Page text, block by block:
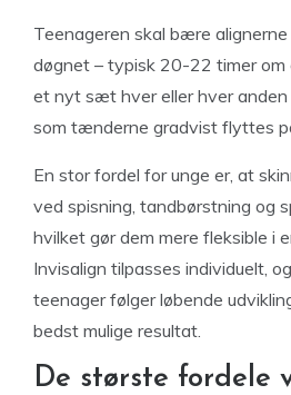
Teenageren skal bære
døgnet – typisk 20-22 timer om
et nyt sæt hver eller hver anden
som tænderne gradvist flyttes
En stor fordel for unge er, at
ved spisning, tandbørstning og
hvilket gør dem mere fleksible i
Invisalign tilpasses individuelt,
teenager følger løbende
bedst mulige resultat.
De største fordele